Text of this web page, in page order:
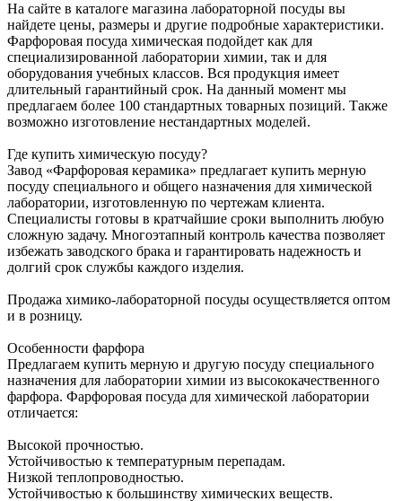
На сайте в каталоге магазина лабораторной посуды вы
найдете цены, размеры и другие подробные характеристики.
Фарфоровая посуда химическая подойдет как для
специализированной лаборатории химии, так и для
оборудования учебных классов. Вся продукция имеет
длительный гарантийный срок. На данный момент мы
предлагаем более 100 стандартных товарных позиций. Также
возможно изготовление нестандартных моделей.
Где купить химическую посуду?
Завод «Фарфоровая керамика» предлагает купить мерную
посуду специального и общего назначения для химической
лаборатории, изготовленную по чертежам клиента.
Специалисты готовы в кратчайшие сроки выполнить любую
сложную задачу. Многоэтапный контроль качества позволяет
избежать заводского брака и гарантировать надежность и
долгий срок службы каждого изделия.
Продажа химико-лабораторной посуды осуществляется оптом
и в розницу.
Особенности фарфора
Предлагаем купить мерную и другую посуду специального
назначения для лаборатории химии из высококачественного
фарфора. Фарфоровая посуда для химической лаборатории
отличается:
Высокой прочностью.
Устойчивостью к температурным перепадам.
Низкой теплопроводностью.
Устойчивостью к большинству химических веществ.